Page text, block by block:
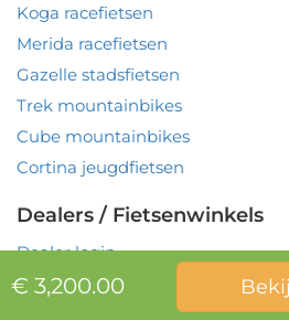
€ 3,200.00
Koga racefietsen
Merida racefietsen
Gazelle stadsfietsen
Trek mountainbikes
Cube mountainbikes
Cortina jeugdfietsen
Dealers / Fietsenwinkels
Dealer login